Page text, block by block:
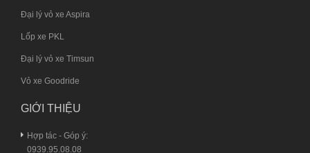
Đại lý vỏ xe Aspira
Lốp xe PKL
Đại lý vỏ xe Timsun
Vỏ xe Goodride
GIỚI THIỆU
Hợp tác - Góp ý:
0939.95.08.08